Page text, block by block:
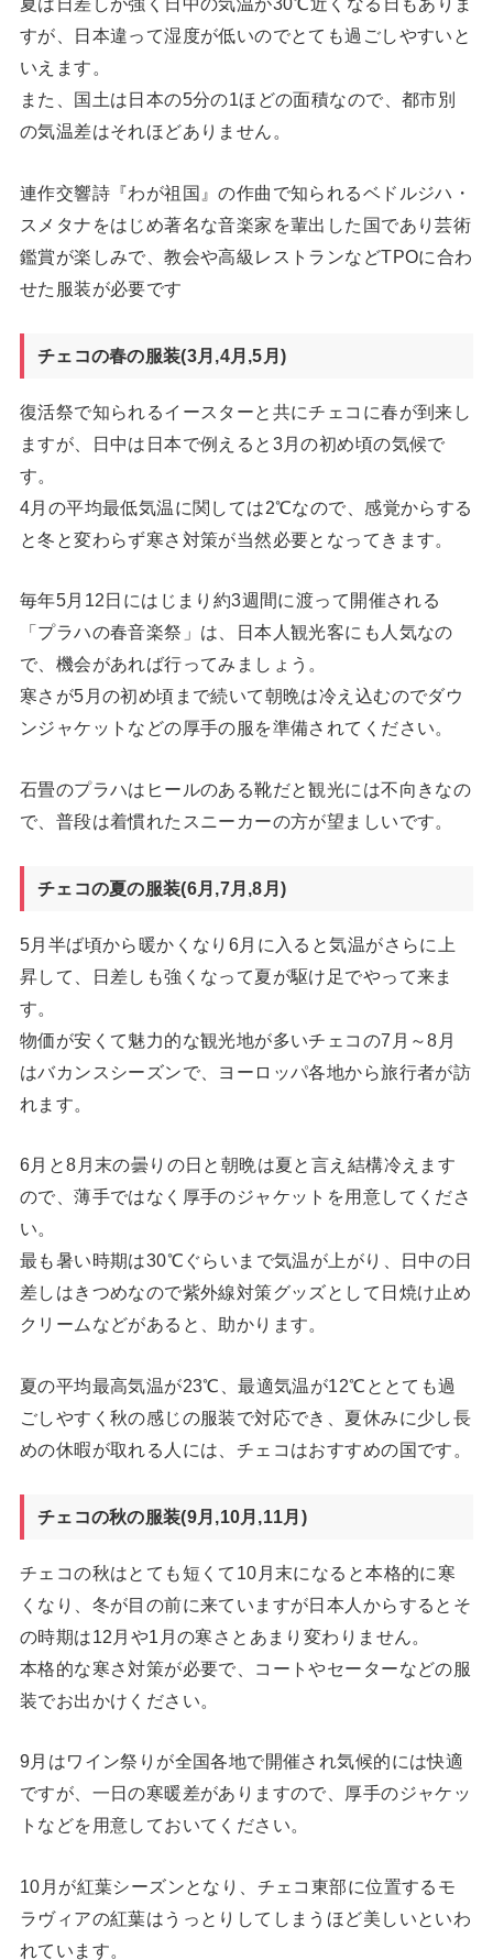
すが、日本違って湿度が低いのでとても過ごしやすいと
いえます。
また、国土は日本の5分の1ほどの面積なので、都市別
の気温差はそれほどありません。
連作交響詩『わが祖国』の作曲で知られるベドルジハ・
スメタナをはじめ著名な音楽家を輩出した国であり芸術
鑑賞が楽しみで、教会や高級レストランなどTPOに合わ
せた服装が必要です
チェコの春の服装(3月,4月,5月)
復活祭で知られるイースターと共にチェコに春が到来し
ますが、日中は日本で例えると3月の初め頃の気候で
す。
4月の平均最低気温に関しては2℃なので、感覚からする
と冬と変わらず寒さ対策が当然必要となってきます。
毎年5月12日にはじまり約3週間に渡って開催される
「プラハの春音楽祭」は、日本人観光客にも人気なの
で、機会があれば行ってみましょう。
寒さが5月の初め頃まで続いて朝晩は冷え込むのでダウ
ンジャケットなどの厚手の服を準備されてください。
石畳のプラハはヒールのある靴だと観光には不向きなの
で、普段は着慣れたスニーカーの方が望ましいです。
チェコの夏の服装(6月,7月,8月)
5月半ば頃から暖かくなり6月に入ると気温がさらに上
昇して、日差しも強くなって夏が駆け足でやって来ま
す。
物価が安くて魅力的な観光地が多いチェコの7月～8月
はバカンスシーズンで、ヨーロッパ各地から旅行者が訪
れます。
6月と8月末の曇りの日と朝晩は夏と言え結構冷えます
ので、薄手ではなく厚手のジャケットを用意してくださ
い。
最も暑い時期は30℃ぐらいまで気温が上がり、日中の日
差しはきつめなので紫外線対策グッズとして日焼け止め
クリームなどがあると、助かります。
夏の平均最高気温が23℃、最適気温が12℃ととても過
ごしやすく秋の感じの服装で対応でき、夏休みに少し長
めの休暇が取れる人には、チェコはおすすめの国です。
チェコの秋の服装(9月,10月,11月)
チェコの秋はとても短くて10月末になると本格的に寒
くなり、冬が目の前に来ていますが日本人からするとそ
の時期は12月や1月の寒さとあまり変わりません。
本格的な寒さ対策が必要で、コートやセーターなどの服
装でお出かけください。
9月はワイン祭りが全国各地で開催され気候的には快適
ですが、一日の寒暖差がありますので、厚手のジャケッ
トなどを用意しておいてください。
10月が紅葉シーズンとなり、チェコ東部に位置するモ
ラヴィアの紅葉はうっとりしてしまうほど美しいといわ
れています。